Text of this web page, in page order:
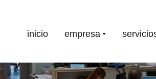
inicio empresa